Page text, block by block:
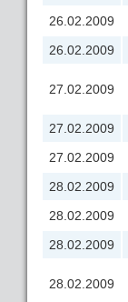
26.02.2009
26.02.2009
27.02.2009
27.02.2009
27.02.2009
28.02.2009
28.02.2009
28.02.2009
28.02.2009